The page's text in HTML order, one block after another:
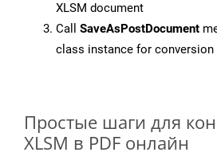
XLSM document
Call SaveAsPostDocument
class instance for conversion
Простые шаги для
XLSM в PDF онлайн